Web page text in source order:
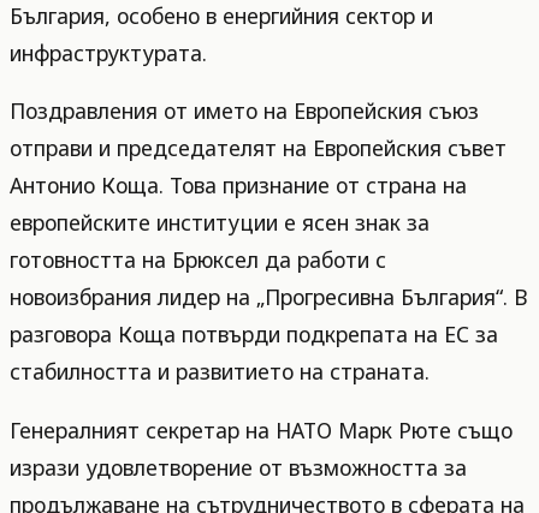
България, особено в енергийния сектор и
инфраструктурата.
Поздравления от името на Европейския съюз
отправи и председателят на Европейския съвет
Антонио Коща. Това признание от страна на
европейските институции е ясен знак за
готовността на Брюксел да работи с
новоизбрания лидер на „Прогресивна България“. В
разговора Коща потвърди подкрепата на ЕС за
стабилността и развитието на страната.
Генералният секретар на НАТО Марк Рюте също
изрази удовлетворение от възможността за
продължаване на сътрудничеството в сферата на